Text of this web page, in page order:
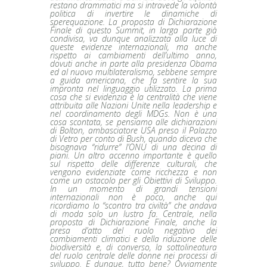
restano drammatici ma si intravede la volontà
politica di invertire le dinamiche di
sperequazione. La proposta di Dichiarazione
Finale di questo Summit, in larga parte già
condivisa, va dunque analizzata alla luce di
queste evidenze internazionali, ma anche
rispetto ai cambiamenti dell’ultimo anno,
dovuti anche in parte alla presidenza Obama
ed al nuovo multilateralismo, sebbene sempre
a guida americana, che fa sentire la sua
impronta nel linguaggio utilizzato. La prima
cosa che si evidenzia è la centralità che viene
attribuita alle Nazioni Unite nella leadership e
nel coordinamento degli MDGs. Non è una
cosa scontata, se pensiamo alle dichiarazioni
di Bolton, ambasciatore USA preso il Palazzo
di Vetro per conto di Bush, quando diceva che
bisognava “ridurre” l’ONU di una decina di
piani. Un altro accenno importante è quello
sul rispetto delle differenze culturali, che
vengono evidenziate come ricchezza e non
come un ostacolo per gli Obiettivi di Sviluppo.
In un momento di grandi tensioni
internazionali non è poco, anche qui
ricordiamo lo “scontro tra civiltà” che andava
di moda solo un lustro fa. Centrale, nella
proposta di Dichiarazione Finale, anche la
presa d’atto del ruolo negativo dei
cambiamenti climatici e della riduzione delle
biodiversità e, di converso, la sottolineatura
del ruolo centrale delle donne nei processi di
sviluppo. E dunque, tutto bene? Ovviamente